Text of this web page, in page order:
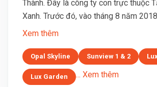
Thành. Đây là công ty con trực thuộc
Xanh. Trước đó, vào tháng 8 năm 2018
Xem thêm
Opal Skyline Sunview 1 & 2
Lux Garden ... Xem thêm